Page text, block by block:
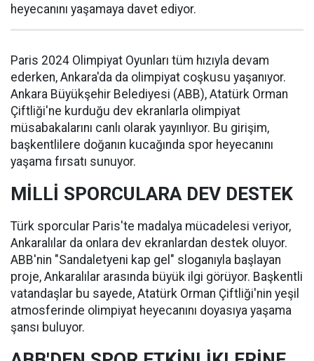
heyecanını yaşamaya davet ediyor.
Paris 2024 Olimpiyat Oyunları tüm hızıyla devam
ederken, Ankara'da da olimpiyat coşkusu yaşanıyor.
Ankara Büyükşehir Belediyesi (ABB), Atatürk Orman
Çiftliği'ne kurduğu dev ekranlarla olimpiyat
müsabakalarını canlı olarak yayınlıyor. Bu girişim,
başkentlilere doğanın kucağında spor heyecanını
yaşama fırsatı sunuyor.
MİLLİ SPORCULARA DEV DESTEK
Türk sporcular Paris'te madalya mücadelesi veriyor,
Ankaralılar da onlara dev ekranlardan destek oluyor.
ABB'nin "Sandaletyeni kap gel" sloganıyla başlayan
proje, Ankaralılar arasında büyük ilgi görüyor. Başkentli
vatandaşlar bu sayede, Atatürk Orman Çiftliği'nin yeşil
atmosferinde olimpiyat heyecanını doyasıya yaşama
şansı buluyor.